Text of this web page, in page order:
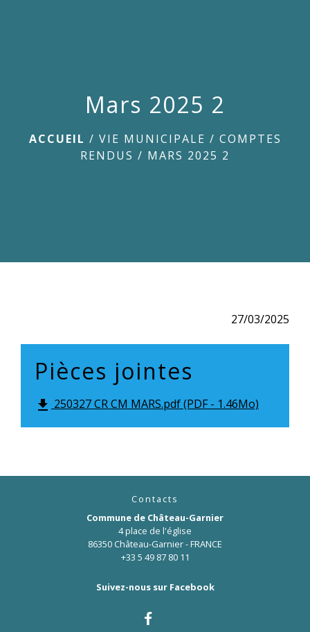
Mars 2025 2
ACCUEIL / VIE MUNICIPALE / COMPTES
RENDUS / MARS 2025 2
27/03/2025
Pièces jointes
file_download 250327 CR CM MARS.pdf (PDF - 1.46Mo)
Contacts
Commune de Château-Garnier
4 place de l'église
86350 Château-Garnier - FRANCE
+33 5 49 87 80 11
Suivez-nous sur Facebook